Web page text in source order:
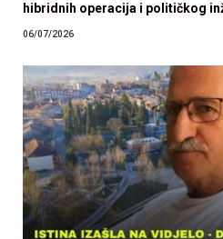
hibridnih operacija i političkog
06/07/2026